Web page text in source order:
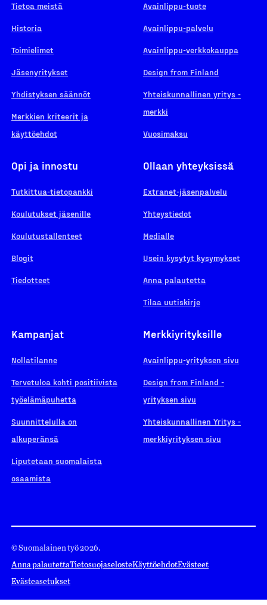
Tietoa meistä
Historia
Toimielimet
Jäsenyritykset
Yhdistyksen säännöt
Merkkien kriteerit ja
käyttöehdot
Avainlippu-tuote
Avainlippu-palvelu
Avainlippu-verkkokauppa
Design from Finland
Yhteiskunnallinen yritys -
merkki
Vuosimaksu
Opi ja innostu
Tutkittua-tietopankki
Koulutukset jäsenille
Koulutustallenteet
Blogit
Tiedotteet
Ollaan yhteyksissä
Extranet-jäsenpalvelu
Yhteystiedot
Medialle
Usein kysytyt kysymykset
Anna palautetta
Tilaa uutiskirje
Kampanjat
Nollatilanne
Tervetuloa kohti positiivista
työelämäpuhetta
Suunnittelulla on
alkuperänsä
Liputetaan suomalaista
osaamista
Merkkiyrityksille
Avainlippu-yrityksen sivu
Design from Finland -
yrityksen sivu
Yhteiskunnallinen Yritys -
merkkiyrityksen sivu
© Suomalainen työ 2026.
Anna palautettaTietosuojaselosteKäyttöehdotEvästeet
Evästeasetukset